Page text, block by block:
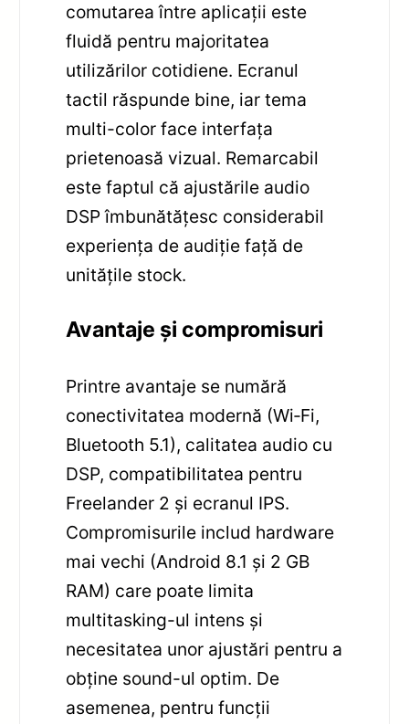
comutarea între aplicații este
fluidă pentru majoritatea
utilizărilor cotidiene. Ecranul
tactil răspunde bine, iar tema
multi-color face interfața
prietenoasă vizual. Remarcabil
este faptul că ajustările audio
DSP îmbunătățesc considerabil
experiența de audiție față de
unitățile stock.
Avantaje și compromisuri
Printre avantaje se numără
conectivitatea modernă (Wi‑Fi,
Bluetooth 5.1), calitatea audio cu
DSP, compatibilitatea pentru
Freelander 2 și ecranul IPS.
Compromisurile includ hardware
mai vechi (Android 8.1 și 2 GB
RAM) care poate limita
multitasking-ul intens și
necesitatea unor ajustări pentru a
obține sound-ul optim. De
asemenea, pentru funcții